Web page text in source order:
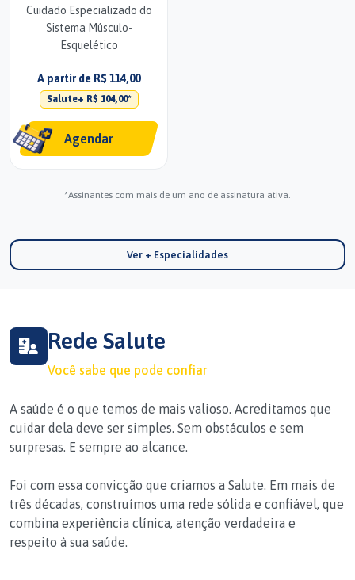
Cuidado Especializado do
Sistema Músculo-
Esquelético
A partir de R$ 114,00
Salute+ R$ 104,00*
Agendar
*Assinantes com mais de um ano de assinatura ativa.
Ver + Especialidades
Rede Salute
Você sabe que pode confiar
A saúde é o que temos de mais valioso. Acreditamos que
cuidar dela deve ser simples. Sem obstáculos e sem
surpresas. E sempre ao alcance.
Foi com essa convicção que criamos a Salute. Em mais de
três décadas, construímos uma rede sólida e confiável, que
combina experiência clínica, atenção verdadeira e
respeito à sua saúde.